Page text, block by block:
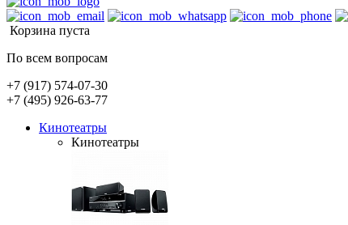
Корзина пуста
По всем вопросам
+7 (917) 574-07-30
+7 (495) 926-63-77
Кинотеатры
Кинотеатры